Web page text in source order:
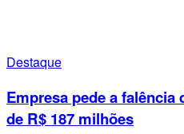
Destaque
Empresa pede a
de R$ 187 milhões